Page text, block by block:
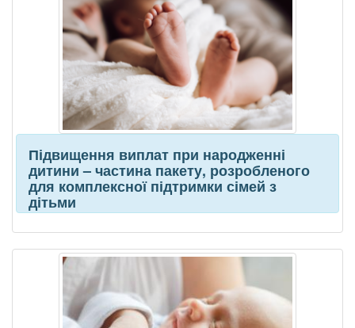
Підвищення виплат при народженні
дитини – частина пакету, розробленого
для комплексної підтримки сімей з
дітьми